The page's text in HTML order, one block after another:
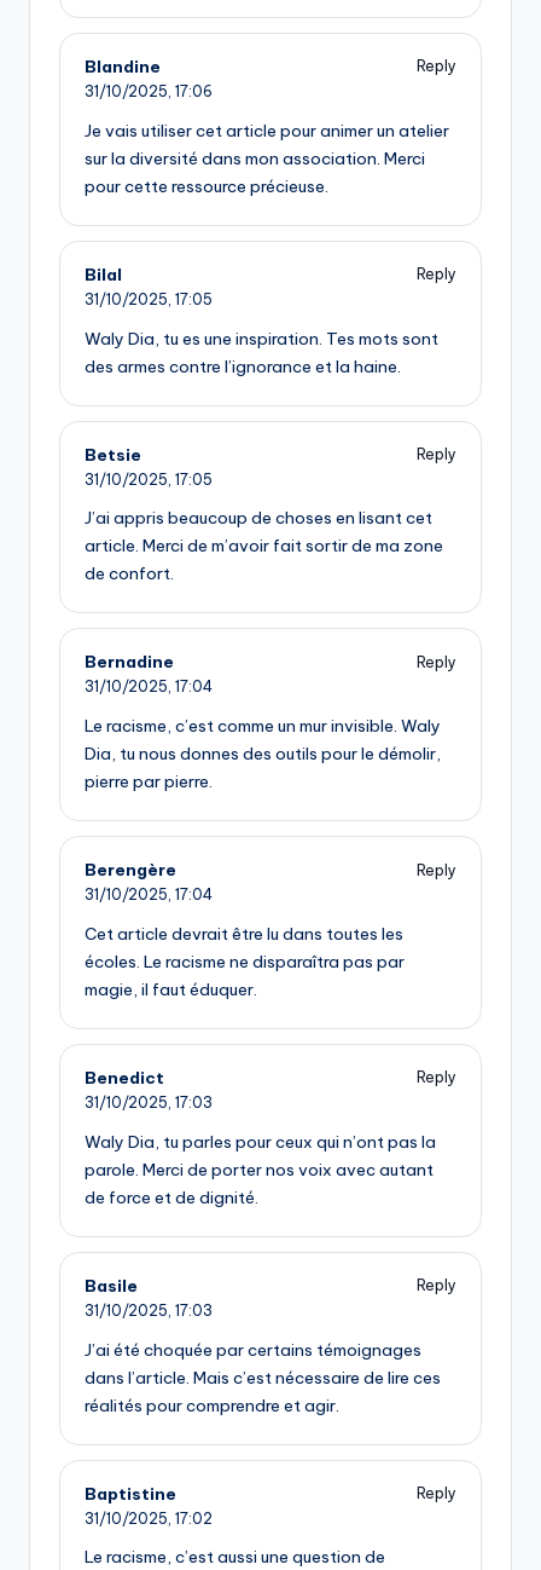
Blandine
Reply
31/10/2025, 17:06
Je vais utiliser cet article pour animer un atelier
sur la diversité dans mon association. Merci
pour cette ressource précieuse.
Bilal
Reply
31/10/2025, 17:05
Waly Dia, tu es une inspiration. Tes mots sont
des armes contre l’ignorance et la haine.
Betsie
Reply
31/10/2025, 17:05
J’ai appris beaucoup de choses en lisant cet
article. Merci de m’avoir fait sortir de ma zone
de confort.
Bernadine
Reply
31/10/2025, 17:04
Le racisme, c’est comme un mur invisible. Waly
Dia, tu nous donnes des outils pour le démolir,
pierre par pierre.
Berengère
Reply
31/10/2025, 17:04
Cet article devrait être lu dans toutes les
écoles. Le racisme ne disparaîtra pas par
magie, il faut éduquer.
Benedict
Reply
31/10/2025, 17:03
Waly Dia, tu parles pour ceux qui n’ont pas la
parole. Merci de porter nos voix avec autant
de force et de dignité.
Basile
Reply
31/10/2025, 17:03
J’ai été choquée par certains témoignages
dans l’article. Mais c’est nécessaire de lire ces
réalités pour comprendre et agir.
Baptistine
Reply
31/10/2025, 17:02
Le racisme, c’est aussi une question de